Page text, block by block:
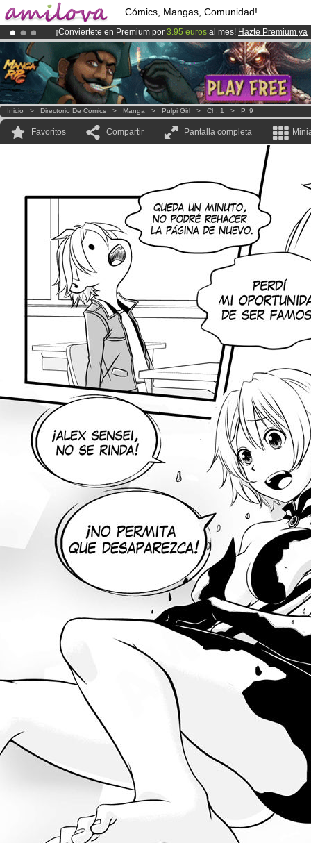
Cómics, Mangas, Comunidad!
¡Conviertete en Premium por 3.95 euros al mes! Hazte Premium ya
¡Ya tenemos 100000miembrosy 1000Cómics y Mangas!.
El Kickstarter Amilova está desormado lanzado!.
Inicio > Directorio De Cómics > Manga > Pulpi Girl > Ch. 1 > P. 9
Favoritos Compartir Pantalla completa